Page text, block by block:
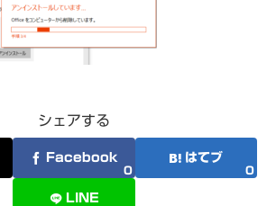
シェアする
Facebook
0
はてブ
0
LINE